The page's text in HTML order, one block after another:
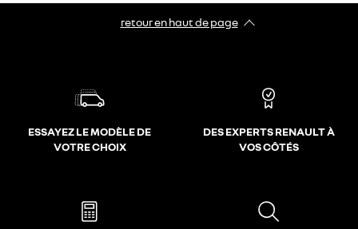
retour en haut de page​
ESSAYEZ LE MODÈLE DE
VOTRE CHOIX
DES EXPERTS RENAULT À
VOS CÔTÉS